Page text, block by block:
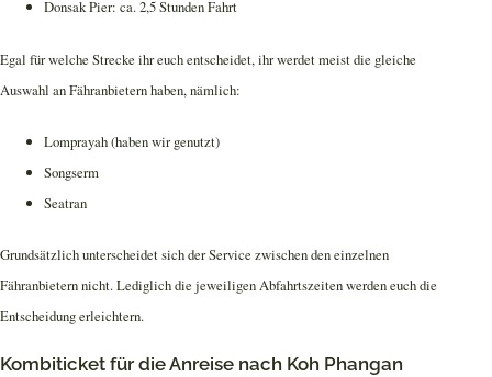
Donsak Pier: ca. 2,5 Stunden Fahrt
Egal für welche Strecke ihr euch entscheidet, ihr werdet meist die gleiche
Auswahl an Fähranbietern haben, nämlich:
Lomprayah (haben wir genutzt)
Songserm
Seatran
Grundsätzlich unterscheidet sich der Service zwischen den einzelnen
Fähranbietern nicht. Lediglich die jeweiligen Abfahrtszeiten werden euch die
Entscheidung erleichtern.
Kombiticket für die Anreise nach Koh Phangan